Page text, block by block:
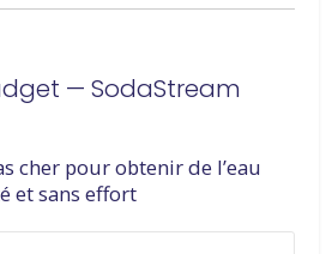
— SodaStream
cher pour obtenir de l’eau
et sans effort